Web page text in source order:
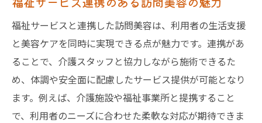
福祉サービスと連携した訪問美容は、利用者の生活支援
と美容ケアを同時に実現できる点が魅力です。連携があ
ることで、介護スタッフと協力しながら施術できるた
め、体調や安全面に配慮したサービス提供が可能となり
ます。例えば、介護施設や福祉事業所と提携すること
で、利用者のニーズに合わせた柔軟な対応が期待できま